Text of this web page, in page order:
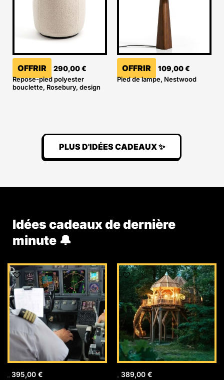
OFFRIR 290,00€
Repose-pied polyester
bouclette, Rosebury, design
OFFRIR 109,00€
Pied de lampe, Nestwood
PLUS D'IDÉES CADEAUX ✨
Idées cadeaux de dernière
minute 🔔
395,00 € 389,00 €